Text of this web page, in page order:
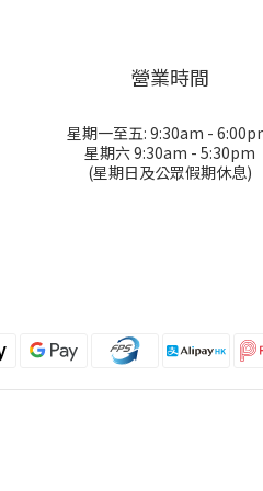
營業時間
星期一至五: 9:30am -
星期六 9:30am - 5:30pm
(星期日及公眾假期休息)